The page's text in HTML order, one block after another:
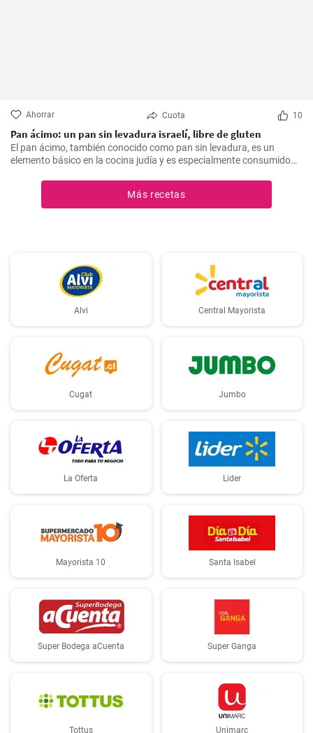
Ahorrar Cuota 10
Pan ácimo: un pan sin levadura israelí, libre de gluten
El pan ácimo, también conocido como pan sin levadura, es un
elemento básico en la cocina judía y es especialmente consumido
pan ácimo casero de manera sencilla y deliciosa.
Más recetas
Alvi Central Mayorista
Cugat Jumbo
La Oferta Lider
Mayorista 10 Santa Isabel
Super Bodega aCuenta Super Ganga
Tottus Unimarc